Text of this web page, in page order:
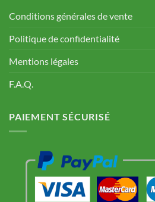
Conditions générales de vente
Politique de confidentialité
Mentions légales
F.A.Q.
PAIEMENT SÉCURISÉ